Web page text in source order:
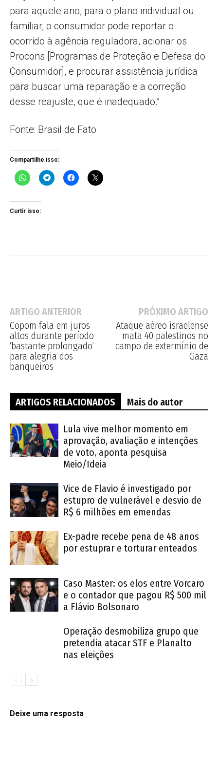
para aquele ano, para o plano individual ou
familiar, o consumidor pode reportar o
ocorrido à agência reguladora, acionar os
Procons [Programas de Proteção e Defesa do
Consumidor], e procurar assistência jurídica
para buscar uma reparação e a correção
desse reajuste, que é inadequado.”
Fonte: Brasil de Fato
Compartilhe isso:
Curtir isso:
ARTIGO ANTERIOR
Copom fala em juros
altos durante período
‘bastante prolongado’
para alegria dos
banqueiros
PRÓXIMO ARTIGO
Ataque aéreo israelense
mata 40 palestinos no
campo de extermínio de
Gaza
ARTIGOS RELACIONADOS Mais do autor
Lula vive melhor momento em
aprovação, avaliação e intenções
de voto, aponta pesquisa
Meio/Ideia
Vice de Flavio é investigado por
estupro de vulnerável e desvio de
R$ 6 milhões em emendas
Ex-padre recebe pena de 48 anos
por estuprar e torturar enteados
Caso Master: os elos entre Vorcaro
e o contador que pagou R$ 500 mil
a Flávio Bolsonaro
Operação desmobiliza grupo que
pretendia atacar STF e Planalto
nas eleições
Deixe uma resposta